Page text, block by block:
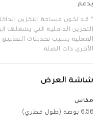
يدعم
* قد تكون مساحة التخزين
التخزين الداخلية التي يشغلها
الفعلية بسبب تحديثات
الأخرى ذات الصلة.
شاشة العرض
مقاس
6.56 بوصة (طول قطري)